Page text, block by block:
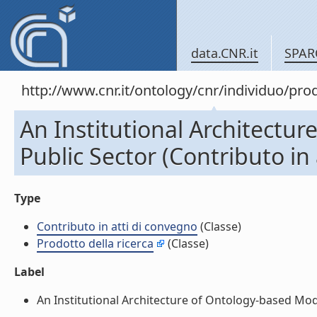
data.CNR.it
http://www.cnr.it/ontology/cnr/individuo/
An Institutional
Public Sector (Contributo
Type
Contributo in atti di convegno (Classe)
Prodotto della ricerca
(Classe)
Label
An Institutional Architecture of Ontology-based